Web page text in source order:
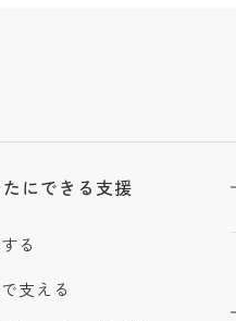
にできる支援
る
支える